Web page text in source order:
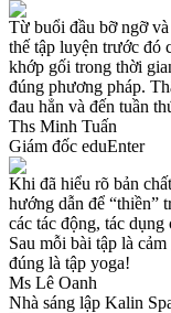
Từ buổi đầu bỡ ngỡ
thế tập luyện trước đó
khớp gối trong thời
đúng phương pháp.
đau hẳn và đến tuần
Ths Minh Tuấn
Giám đốc eduEnter
Khi đã hiểu rõ bản
hướng dẫn để “thiền”
các tác động, tác dụng
Sau mỗi bài tập là
đúng là tập yoga!
Ms Lê Oanh
Nhà sáng lập Kalin